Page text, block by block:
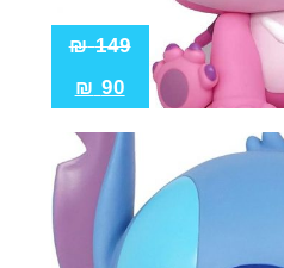
149
₪
90
₪